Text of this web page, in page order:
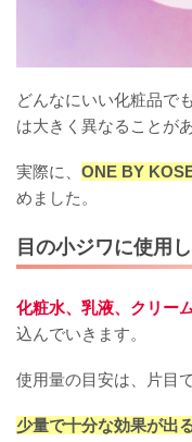
どんなにいい化粧品で
は大きく異なることが
実際に、 ONE BY
めました。
目の小ジワに使用
化粧水、乳液、クリー
込んでいきます。
使用量の目安は、片目
少量で十分な効果が出